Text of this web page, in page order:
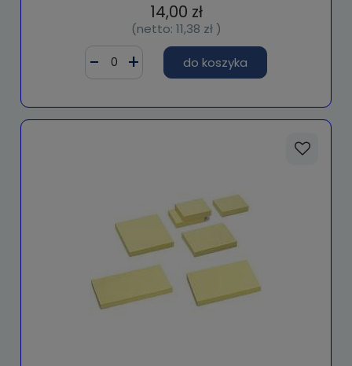
14,00 zł
(netto: 11,38 zł)
do koszyka